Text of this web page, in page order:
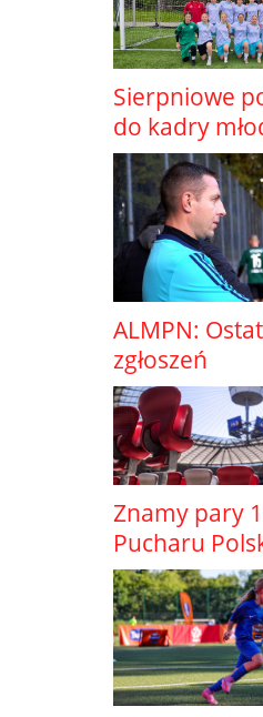
Sierpniowe
do kadry
ALMPN:
zgłoszeń
Znamy pary
Pucharu